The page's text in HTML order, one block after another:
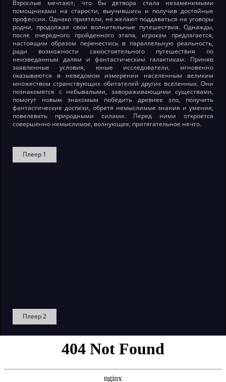
Взрослые мечтают, что бы детвора стала незаменимыми
помощниками на старости, выучившись и получив достойные
профессии. Однако приятели, не желают поддаваться на уговоры
родни, продолжая свои волнительные путешествия. Однажды,
после очередного пройденного этапа, игрокам предлагается,
настоящим образом перенестись в параллельную реальность,
ради возможности самостоятельного путешествия по
неизведанным далям и фантастическим галактикам. Приняв
заявленные условия, юные исследователи, мгновенно
оказываются в неведомом измерении населенным великим
множеством странствующих обитателей других вселенных. Они
познакомятся с небывалыми, завораживающими существами,
помогут новым знакомым победить древнее зло, получить
фантастические доспехи, обретя немыслимые знания и умения,
повелевать природными силами. Перед ними откроется
совершенно немыслимое, волнующее, притягательное нечто.
Плеер 1
Плеер 2